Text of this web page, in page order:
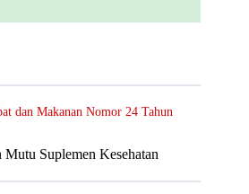
dan Makanan Nomor 24 Tahun
Mutu Suplemen Kesehatan